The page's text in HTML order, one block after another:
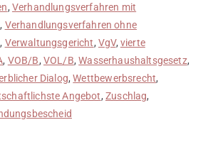
, Verhandlungsverfahren mit
, Verhandlungsverfahren ohne
, Verwaltungsgericht, VgV, vierte
, VOB/B, VOL/B,Wasserhaushaltsgesetz,
Dialog,Wettbewerbsrecht,
Angebot, Zuschlag,